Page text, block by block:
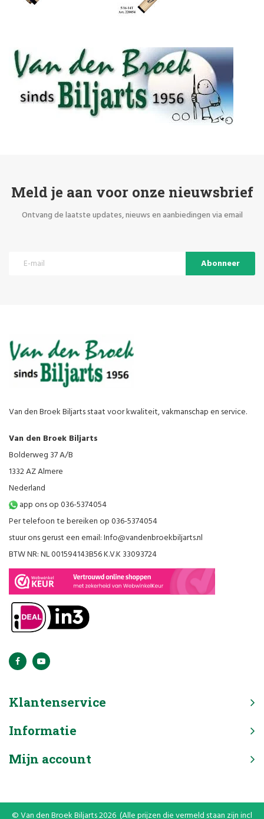
Meld je aan voor onze nieuwsbrief
Ontvang de laatste updates, nieuws en aanbiedingen via email
Abonneer
Van den Broek Biljarts staat voor kwaliteit, vakmanschap en service.
Van den Broek Biljarts
Bolderweg 37 A/B
1332 AZ Almere
Nederland
app ons op 036-5374054
Per telefoon te bereiken op 036-5374054
stuur ons gerust een email:Info@vandenbroekbiljarts.nl
BTW NR: NL 001594143B56 K.V.K 33093724
Klantenservice
Informatie
Mijn account
© Van den Broek Biljarts 2026 (Alle prijzen die vermeld staan zijn incl